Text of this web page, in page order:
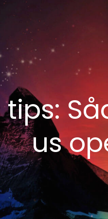
tips:
us